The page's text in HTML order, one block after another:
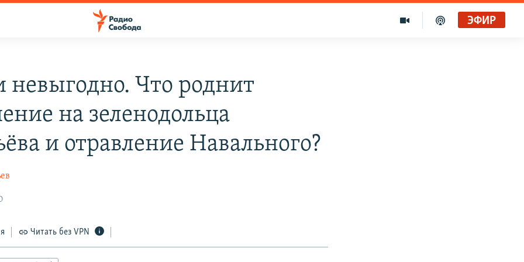
ЭФИР
невыгодно. Что роднит
на зеленодольца
и отравление Навального?
Читать без VPN